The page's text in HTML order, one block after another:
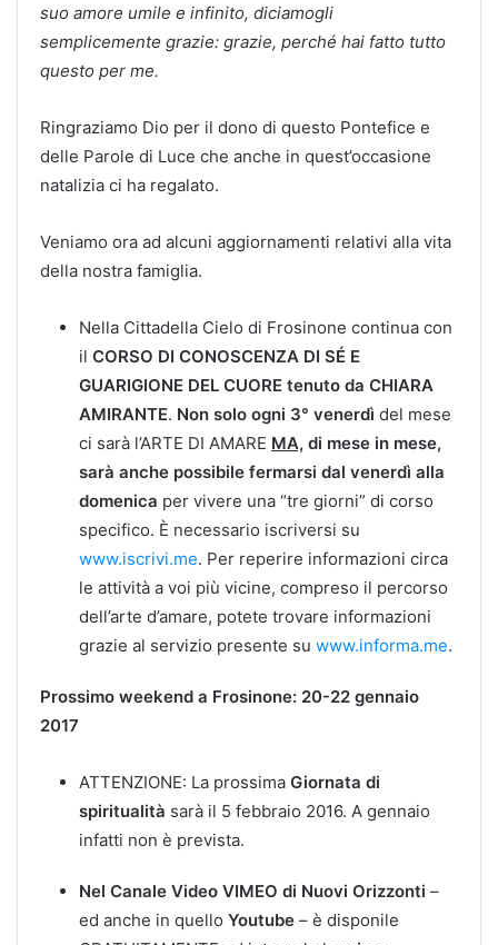
suo amore umile e infinito, diciamogli
semplicemente grazie: grazie, perché hai fatto tutto
questo per me.
Ringraziamo Dio per il dono di questo Pontefice e
delle Parole di Luce che anche in quest’occasione
natalizia ci ha regalato.
Veniamo ora ad alcuni aggiornamenti relativi alla vita
della nostra famiglia.
Nella Cittadella Cielo di Frosinone continua con
il CORSO DI CONOSCENZA DI SÉ E
GUARIGIONE DEL CUORE tenuto da CHIARA
AMIRANTE. Non solo ogni 3° venerdì del mese
ci sarà l’ARTE DI AMARE MA, di mese in mese,
sarà anche possibile fermarsi dal venerdì alla
domenica per vivere una “tre giorni” di corso
specifico. È necessario iscriversi su
www.iscrivi.me. Per reperire informazioni circa
le attività a voi più vicine, compreso il percorso
dell’arte d’amare, potete trovare informazioni
grazie al servizio presente su www.informa.me.
Prossimo weekend a Frosinone: 20-22 gennaio
2017
ATTENZIONE: La prossima Giornata di
spiritualità sarà il 5 febbraio 2016. A gennaio
infatti non è prevista.
Nel Canale Video VIMEO di Nuovi Orizzonti –
ed anche in quello Youtube – è disponile